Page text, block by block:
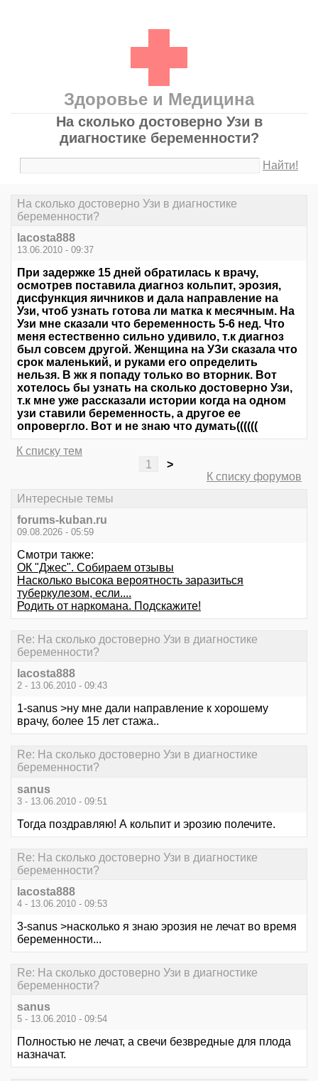
Здоровье и Медицина
На сколько достоверно Узи в
диагностике беременности?
Найти!
На сколько достоверно Узи в диагностике
беременности?
lacosta888
13.06.2010 - 09:37
При задержке 15 дней обратилась к врачу,
осмотрев поставила диагноз кольпит, эрозия,
дисфункция яичников и дала направление на
Узи, чтоб узнать готова ли матка к месячным. На
Узи мне сказали что беременность 5-6 нед. Что
меня естественно сильно удивило, т.к диагноз
был совсем другой. Женщина на УЗи сказала что
срок маленький, и руками его определить
нельзя. В жк я попаду только во вторник. Вот
хотелось бы узнать на сколько достоверно Узи,
т.к мне уже рассказали истории когда на одном
узи ставили беременность, а другое ее
опровергло. Вот и не знаю что думать((((((
К списку тем
1
>
К списку форумов
Интересные темы
forums-kuban.ru
09.08.2026 - 05:59
Смотри также:
ОК "Джес". Собираем отзывы
Насколько высока вероятность заразиться
туберкулезом, если....
Родить от наркомана. Подскажите!
Re: На сколько достоверно Узи в диагностике
беременности?
lacosta888
2 - 13.06.2010 - 09:43
1-sanus >ну мне дали направление к хорошему
врачу, более 15 лет стажа..
Re: На сколько достоверно Узи в диагностике
беременности?
sanus
3 - 13.06.2010 - 09:51
Тогда поздравляю! А кольпит и эрозию полечите.
Re: На сколько достоверно Узи в диагностике
беременности?
lacosta888
4 - 13.06.2010 - 09:53
3-sanus >насколько я знаю эрозия не лечат во время
беременности...
Re: На сколько достоверно Узи в диагностике
беременности?
sanus
5 - 13.06.2010 - 09:54
Полностью не лечат, а свечи безвредные для плода
назначат.